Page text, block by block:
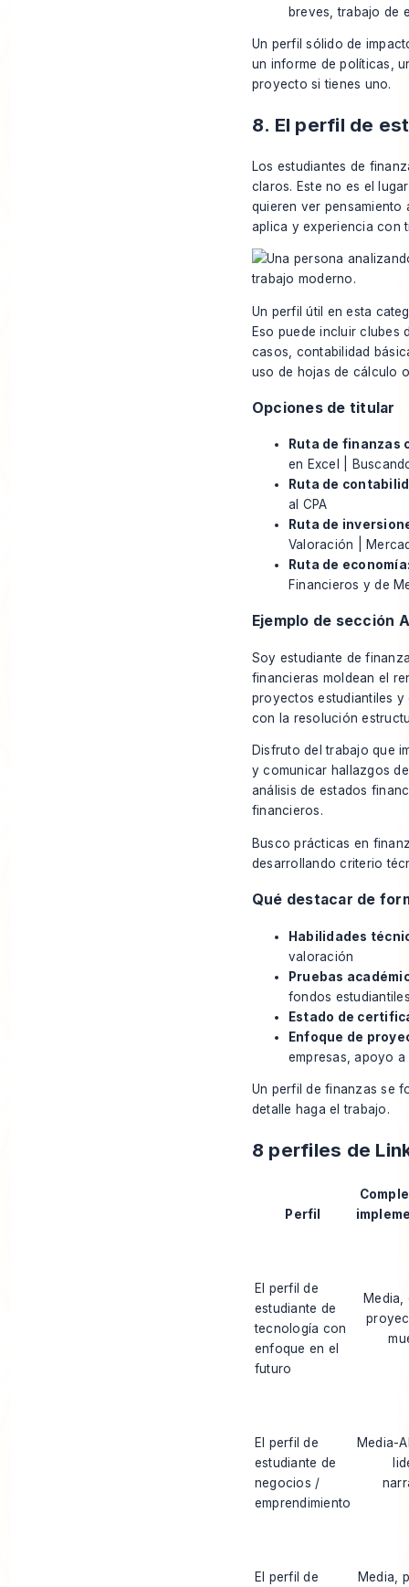
breves, trabajo de
Un perfil sólido de
un informe de políticas,
proyecto si tienes uno.
8. El perfil de
Los estudiantes de
claros. Este no es el
quieren ver
aplica y experiencia con
Un perfil útil en esta
Eso puede incluir clubes
casos, contabilidad
uso de hojas de cálculo
Opciones de titular
Ruta de finanzas
en Excel |
Ruta de
al CPA
Ruta de
Valoración |
Ruta de
Financieros y de
Ejemplo de sección
Soy estudiante de
financieras moldean el
proyectos estudiantiles
con la resolución
Disfruto del trabajo que
y comunicar hallazgos
análisis de estados
financieros.
Busco prácticas en
desarrollando criterio
Qué destacar de
Habilidades
valoración
Pruebas
fondos
Estado de
Enfoque de
empresas, apoyo
Un perfil de finanzas se
detalle haga el trabajo.
8 perfiles de
Perfil
El perfil de
estudiante de
tecnología con
enfoque en el
futuro
El perfil de
estudiante de
negocios /
emprendimiento
Media-
El perfil de Media,